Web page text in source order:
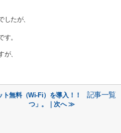
たが、
。
、
無料（Wi-Fi）を導入！！ 記事一覧
つ」。｜次へ ≫